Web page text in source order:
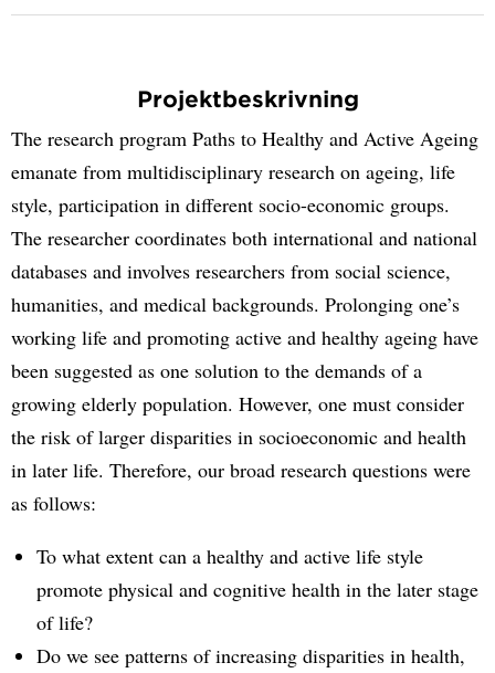
Projektbeskrivning
The research program Paths to Healthy and Active Ageing
emanate from multidisciplinary research on ageing, life
style, participation in different socio-economic groups.
The researcher coordinates both international and national
databases and involves researchers from social science,
humanities, and medical backgrounds. Prolonging one’s
working life and promoting active and healthy ageing have
been suggested as one solution to the demands of a
growing elderly population. However, one must consider
the risk of larger disparities in socioeconomic and health
in later life. Therefore, our broad research questions were
as follows:
To what extent can a healthy and active life style
promote physical and cognitive health in the later stage
of life?
Do we see patterns of increasing disparities in health,